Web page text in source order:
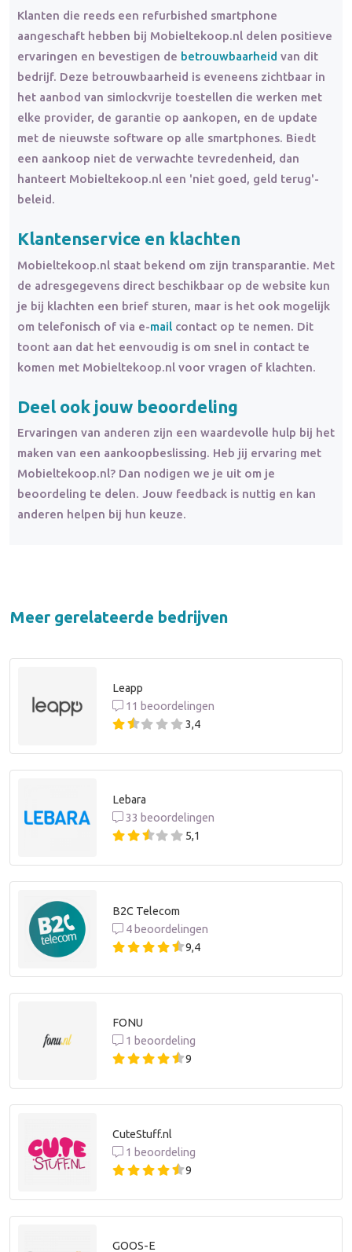
Klanten die reeds een refurbished smartphone
aangeschaft hebben bij Mobieltekoop.nl delen positieve
ervaringen en bevestigen de betrouwbaarheid van dit
bedrijf. Deze betrouwbaarheid is eveneens zichtbaar in
het aanbod van simlockvrije toestellen die werken met
elke provider, de garantie op aankopen, en de update
met de nieuwste software op alle smartphones. Biedt
een aankoop niet de verwachte tevredenheid, dan
hanteert Mobieltekoop.nl een 'niet goed, geld terug'-
beleid.
Klantenservice en klachten
Mobieltekoop.nl staat bekend om zijn transparantie. Met
de adresgegevens direct beschikbaar op de website kun
je bij klachten een brief sturen, maar is het ook mogelijk
om telefonisch of via e-mail contact op te nemen. Dit
toont aan dat het eenvoudig is om snel in contact te
komen met Mobieltekoop.nl voor vragen of klachten.
Deel ook jouw beoordeling
Ervaringen van anderen zijn een waardevolle hulp bij het
maken van een aankoopbeslissing. Heb jij ervaring met
Mobieltekoop.nl? Dan nodigen we je uit om je
beoordeling te delen. Jouw feedback is nuttig en kan
anderen helpen bij hun keuze.
Meer gerelateerde bedrijven
Leapp
11 beoordelingen
3,4
Lebara
33 beoordelingen
5,1
B2C Telecom
4 beoordelingen
9,4
FONU
1 beoordeling
9
CuteStuff.nl
1 beoordeling
9
GOOS-E